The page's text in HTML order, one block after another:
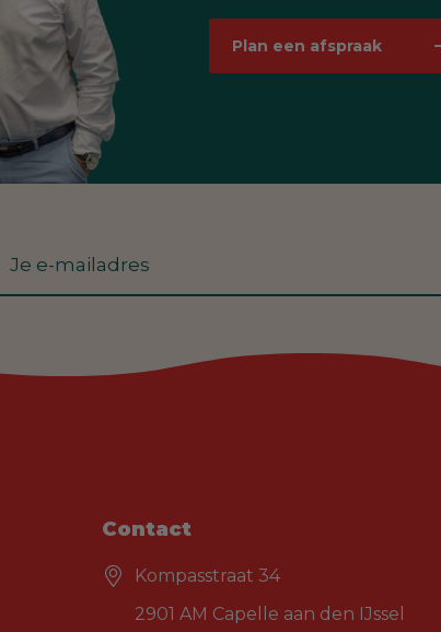
Plan een afspraak
Contact
Kompasstraat 34
2901 AM Capelle aan den IJssel